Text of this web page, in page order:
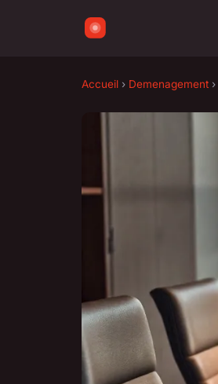
Accueil › Demenagement ›